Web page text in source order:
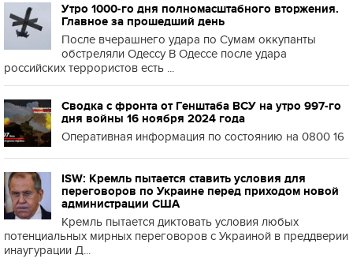
Утро 1000-го дня полномасштабного вторжения.
Главное за прошедший день
После вчерашнего удара по Сумам оккупанты
обстреляли Одессу В Одессе после удара
российских террористов есть ...
Сводка с фронта от Генштаба ВСУ на утро 997-го
дня войны 16 ноября 2024 года
Оперативная информация по состоянию на 0800 16
ISW: Кремль пытается ставить условия для
переговоров по Украине перед приходом новой
администрации США
Кремль пытается диктовать условия любых
потенциальных мирных переговоров с Украиной в преддверии
инаугурации Д...